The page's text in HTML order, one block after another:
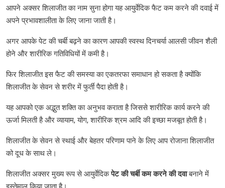
आपने अक्सर शिलाजीत का नाम सुना होगा यह आयुर्वेदिक फैट कम करने की दवाई में
अपने प्रभावशालीता के लिए जाना जाती है।
अगर आपके पेट की चर्बी बढ़ने का कारण आपकी स्वस्थ दिनचर्या आलसी जीवन शैली
होने और शारीरिक गतिविधियों में कमी है।
फिर शिलाजीत इस फैट की समस्या का एकतरफा समाधान हो सकता है क्योंकि
शिलाजीत के सेवन से शरीर में फुर्ती पैदा होती है।
यह आपको एक अद्भुत शक्ति का अनुभव कराता है जिससे शारीरिक कार्य करने की
ऊर्जा मिलती है और व्यायाम, योग, शारीरिक श्रम आदि की इच्छा मजबूत होती है।
शिलाजीत के सेवन से स्थाई और बेहतर परिणाम पाने के लिए आप रोजाना शिलाजीत
को दूध के साथ ले।
शिलाजीत अक्सर मुख्य रूप से आयुर्वेदिकपेटकीचर्बीकमकरनेकीदवाबनाने में